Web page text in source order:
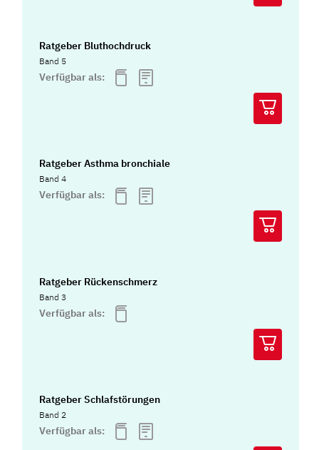
Ratgeber Bluthochdruck
Band 5
Verfügbar als:
Ratgeber Asthma bronchiale
Band 4
Verfügbar als:
Ratgeber Rückenschmerz
Band 3
Verfügbar als:
Ratgeber Schlafstörungen
Band 2
Verfügbar als: